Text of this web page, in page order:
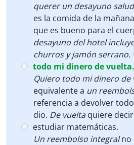
querer un desayuno
es la comida de la
que es bueno para el
desayuno del hotel
churros y jamón serrano.
todo mi dinero de vuelta.
Quiero todo mi dinero de
equivalente a un
referencia a devolver
dio. De vueltaquiere decir
estudiar matemáticas.
Un reembolso integralno